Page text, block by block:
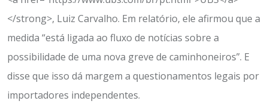
</strong>, Luiz Carvalho. Em relatório, ele afirmou que a
medida “está ligada ao fluxo de notícias sobre a
possibilidade de uma nova greve de caminhoneiros”. E
disse que isso dá margem a questionamentos legais por
importadores independentes.